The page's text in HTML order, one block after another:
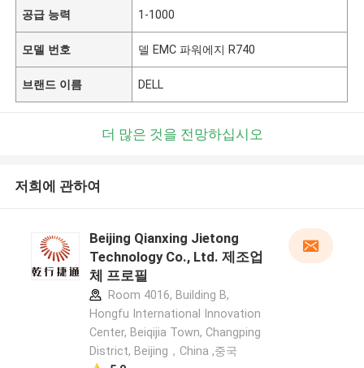
공급 능력 1-1000
모델 번호 델 EMC 파워에지 R740
브랜드 이름 DELL
더 많은 것을 전망하십시오
저희에 관하여
Beijing Qianxing Jietong
Technology Co., Ltd. 제조업
체 프로필
Room 4016, Building B,
Hongfu International Innovation
Center, Beiqijia Town, Changping
District, Beijing，China ,중국